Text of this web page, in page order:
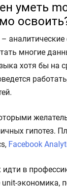
уметь
аналитические
многие
хотя бы на
гипотез.
Facebook
идти в
экономика,